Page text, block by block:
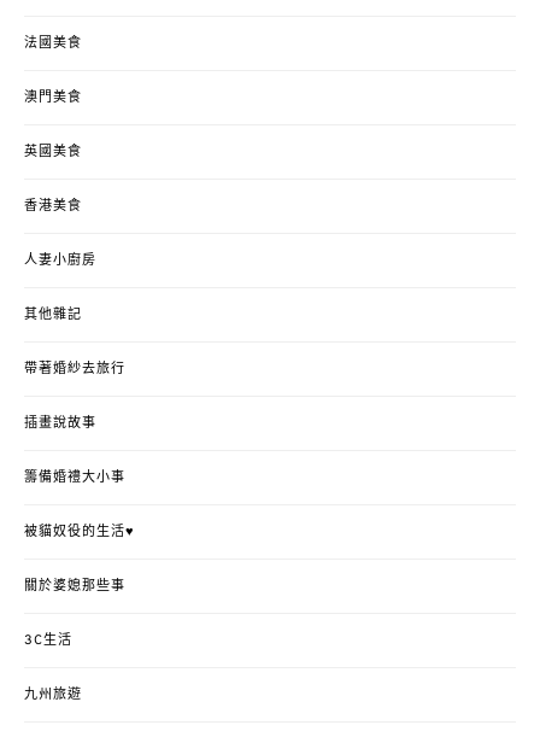
法國美食
澳門美食
英國美食
香港美食
人妻小廚房
其他雜記
帶著婚紗去旅行
插畫說故事
籌備婚禮大小事
被貓奴役的生活♥
關於婆媳那些事
3C生活
九州旅遊